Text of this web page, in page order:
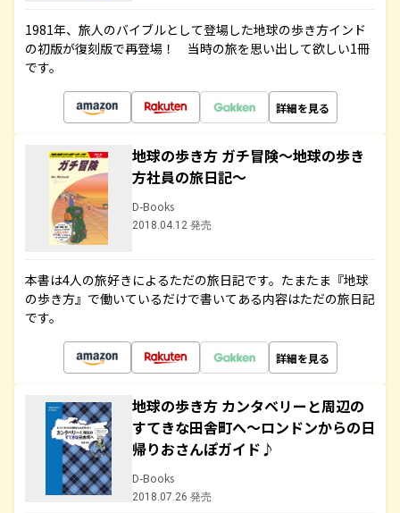
1981年、旅人のバイブルとして登場した地球の歩き方インド
の初版が復刻版で再登場！ 当時の旅を思い出して欲しい1冊
です。
詳細を見る
地球の歩き方 ガチ冒険～地球の歩き
方社員の旅日記～
D-Books
2018.04.12 発売
本書は4人の旅好きによるただの旅日記です。たまたま『地球
の歩き方』で働いているだけで書いてある内容はただの旅日記
です。
詳細を見る
地球の歩き方 カンタベリーと周辺の
すてきな田舎町へ～ロンドンからの日
帰りおさんぽガイド♪
D-Books
2018.07.26 発売